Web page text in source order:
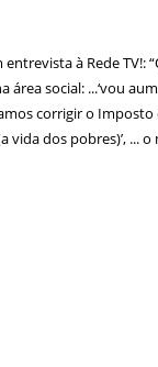
à Rede TV!:
área social: ...‘vou
corrigir o Imposto
vida dos pobres)’, ...